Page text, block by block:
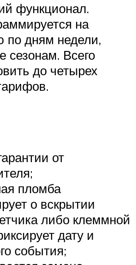
функционал.
на
по дням недели,
сезонам. Всего
до четырех
от
пломба
о вскрытии
либо клеммной
дату и
события;